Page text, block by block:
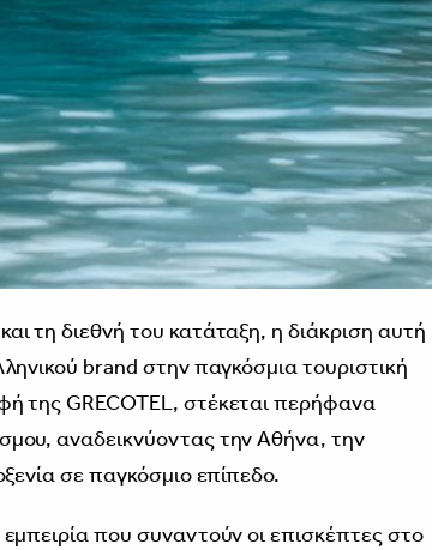
τη διεθνή του κατάταξη, η διάκριση αυτή
brand στην παγκόσμια τουριστική
της GRECOTEL, στέκεται περήφανα
αναδεικνύοντας την Αθήνα, την
σε παγκόσμιο επίπεδο.
που συναντούν οι επισκέπτες στο